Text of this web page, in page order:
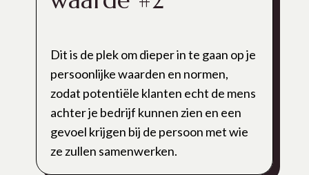
Dit is de plek om dieper in te gaan op je
persoonlijke waarden en normen,
zodat potentiële klanten echt de mens
achter je bedrijf kunnen zien en een
gevoel krijgen bij de persoon met wie
ze zullen samenwerken.